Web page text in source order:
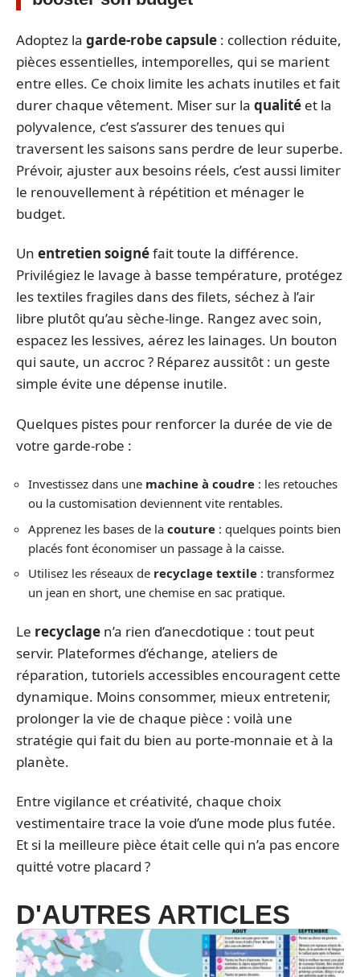
Adoptez la garde-robe capsule : collection réduite,
pièces essentielles, intemporelles, qui se marient
entre elles. Ce choix limite les achats inutiles et fait
durer chaque vêtement. Miser sur la qualité et la
polyvalence, c’est s’assurer des tenues qui
traversent les saisons sans perdre de leur superbe.
Prévoir, ajuster aux besoins réels, c’est aussi limiter
le renouvellement à répétition et ménager le
budget.
Un entretien soignéfait toute la différence.
Privilégiez le lavage à basse température, protégez
les textiles fragiles dans des filets, séchez à l’air
libre plutôt qu’au sèche-linge. Rangez avec soin,
espacez les lessives, aérez les lainages. Un bouton
qui saute, un accroc ? Réparez aussitôt : un geste
simple évite une dépense inutile.
Quelques pistes pour renforcer la durée de vie de
votre garde-robe :
Investissez dans une machine à coudre : les retouches
ou la customisation deviennent vite rentables.
Apprenez les bases de la couture : quelques points bien
placés font économiser un passage à la caisse.
Utilisez les réseaux de recyclage textile : transformez
un jean en short, une chemise en sac pratique.
Le recyclage n’a rien d’anecdotique : tout peut
servir. Plateformes d’échange, ateliers de
réparation, tutoriels accessibles encouragent cette
dynamique. Moins consommer, mieux entretenir,
prolonger la vie de chaque pièce : voilà une
stratégie qui fait du bien au porte-monnaie et à la
planète.
Entre vigilance et créativité, chaque choix
vestimentaire trace la voie d’une mode plus futée.
Et si la meilleure pièce était celle qui n’a pas encore
quitté votre placard ?
D'AUTRES ARTICLES